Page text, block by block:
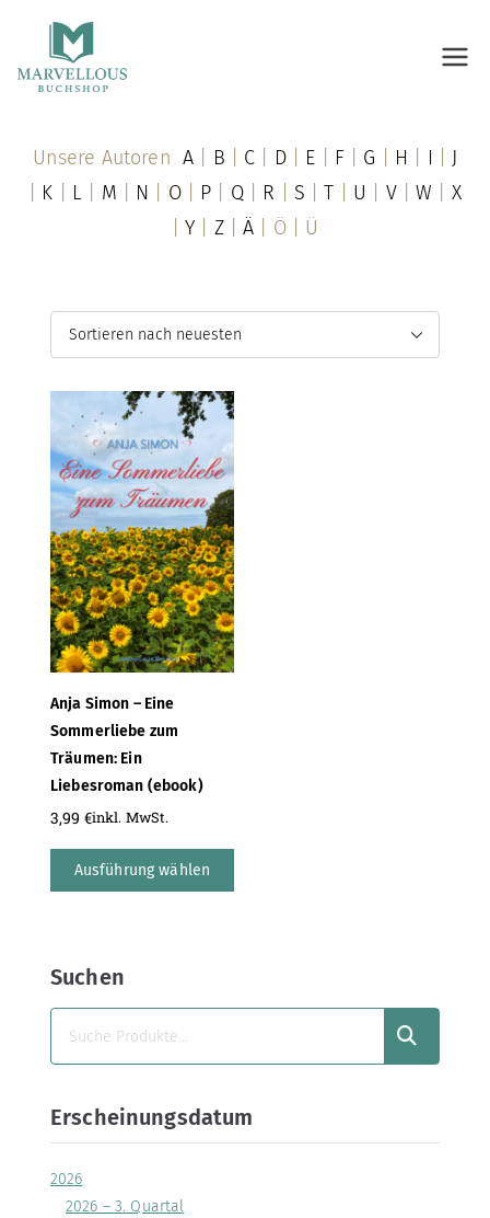
Unsere AutorenA B C D| E F G H I
J
K L M N O| P Q| R S |T U V|W
X
Y Z|Ä | Ö | Ü
Anja Simon – Eine
Sommerliebe zum
Träumen: Ein
Liebesroman (ebook)
3,99 €inkl. MwSt.
Ausführung wählen
Suchen
SUCHEN
Erscheinungsdatum
2026
2026 – 3. Quartal